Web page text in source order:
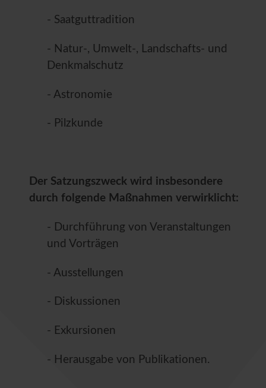
- Saatguttradition
- Natur-, Umwelt-, Landschafts- und
Denkmalschutz
- Astronomie
- Pilzkunde
Der Satzungszweck wird insbesondere
durch folgende Maßnahmen verwirklicht:
- Durchführung von Veranstaltungen
und Vorträgen
- Ausstellungen
- Diskussionen
- Exkursionen
- Herausgabe von Publikationen.